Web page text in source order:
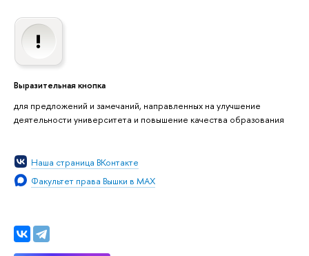
Выразительная кнопка
для предложений и замечаний, направленных на улучшение
деятельности университета и повышение качества образования
Наша страница ВКонтакте
Факультет права Вышки в MAX